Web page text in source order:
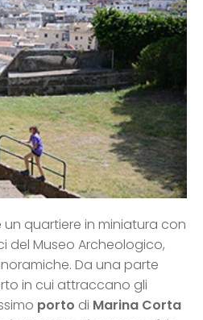
quartiere in miniatura con
del Museo Archeologico,
Da una parte
in cui attraccano gli
porto di Marina Corta